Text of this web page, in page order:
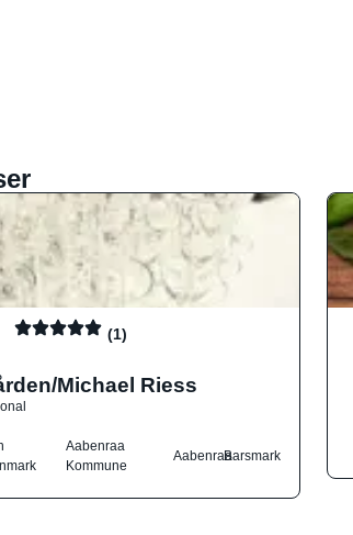
(1)
Michael Riess
Aabenraa
Kommune
AabenraaBarsmark